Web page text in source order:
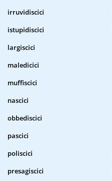
irruvidiscici
istupidiscici
largiscici
maledicici
muffiscici
nascici
obbediscici
pascici
poliscici
presagiscici